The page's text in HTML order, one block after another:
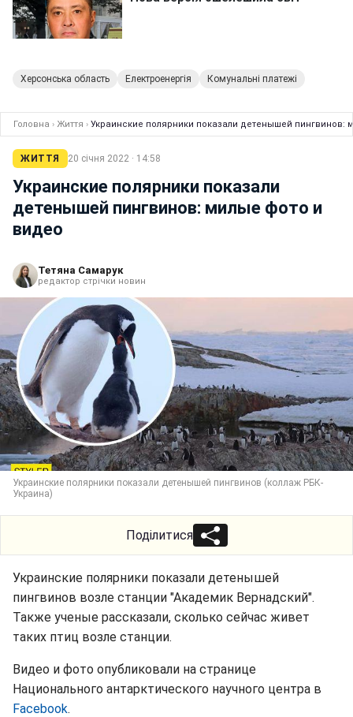
Херсонська область Електроенергія Комунальні платежі
Головна › Життя › Украинские полярники показали детенышей пингвинов:
ЖИТТЯ 20 січня 2022 · 14:58
Украинские полярники показали
детенышей пингвинов: милые фото и
видео
Тетяна Самарук
редактор стрічки новин
Украинские полярники показали детенышей пингвинов (коллаж РБК-
Украина)
Поділитися
Украинские полярники показали детенышей
пингвинов возле станции "Академик Вернадский".
Также ученые рассказали, сколько сейчас живет
таких птиц возле станции.
Видео и фото опубликовали на странице
Национального антарктического научного центра в
Facebook.